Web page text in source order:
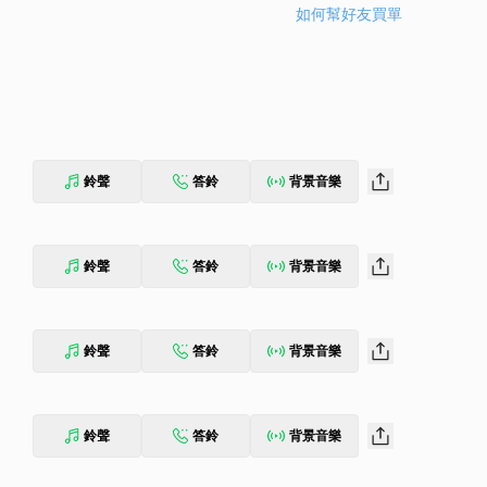
如何幫好友買單
鈴聲 答鈴 背景音樂
鈴聲 答鈴 背景音樂
鈴聲 答鈴 背景音樂
鈴聲 答鈴 背景音樂